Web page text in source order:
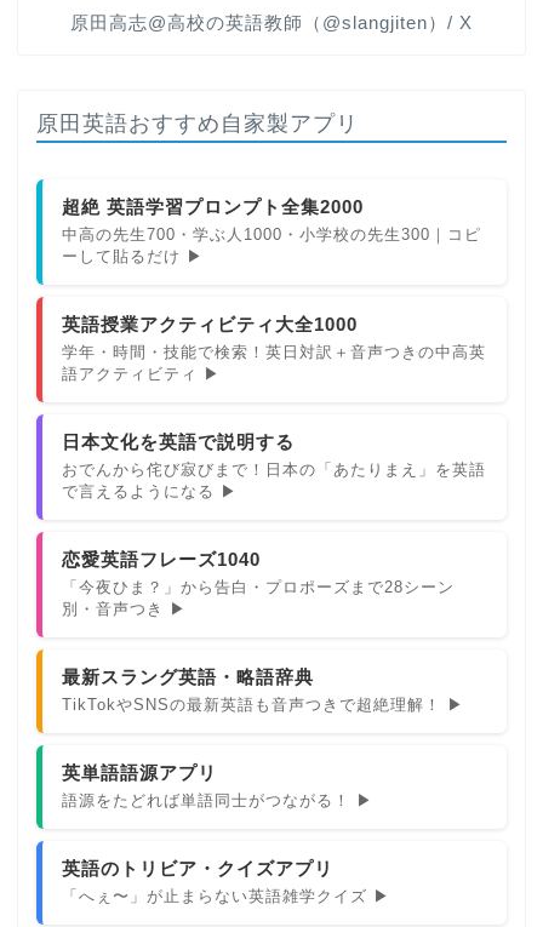
原田高志@高校の英語教師（@slangjiten）/ X
原田英語おすすめ自家製アプリ
超絶 英語学習プロンプト全集2000
中高の先生700・学ぶ人1000・小学校の先生300｜コピ
ーして貼るだけ ▶
英語授業アクティビティ大全1000
学年・時間・技能で検索！英日対訳＋音声つきの中高英
語アクティビティ ▶
日本文化を英語で説明する
おでんから侘び寂びまで！日本の「あたりまえ」を英語
で言えるようになる ▶
恋愛英語フレーズ1040
「今夜ひま？」から告白・プロポーズまで28シーン
別・音声つき ▶
最新スラング英語・略語辞典
TikTokやSNSの最新英語も音声つきで超絶理解！ ▶
英単語語源アプリ
語源をたどれば単語同士がつながる！ ▶
英語のトリビア・クイズアプリ
「へぇ〜」が止まらない英語雑学クイズ ▶